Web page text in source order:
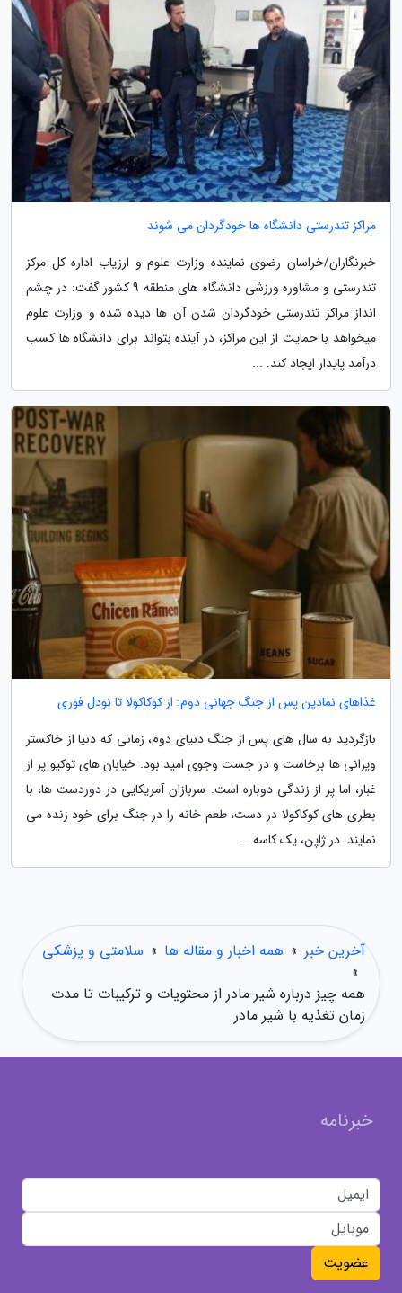
مراکز تندرستی دانشگاه ها خودگردان می شوند
خبرنگاران/خراسان رضوی نماینده وزارت علوم و ارزیاب اداره کل مرکز
تندرستی و مشاوره ورزشی دانشگاه های منطقه 9 کشور گفت: در چشم
انداز مراکز تندرستی خودگردان شدن آن ها دیده شده و وزارت علوم
میخواهد با حمایت از این مراکز، در آینده بتواند برای دانشگاه ها کسب
درآمد پایدار ایجاد کند. ...
غذاهای نمادین پس از جنگ جهانی دوم: از کوکاکولا تا نودل فوری
بازگردید به سال های پس از جنگ دنیای دوم، زمانی که دنیا از خاکستر
ویرانی ها برخاست و در جست وجوی امید بود. خیابان های توکیو پر از
غبار، اما پر از زندگی دوباره است. سربازان آمریکایی در دوردست ها، با
بطری های کوکاکولا در دست، طعم خانه را در جنگ برای خود زنده می
نمایند. در ژاپن، یک کاسه...
آخرین خبر » همه اخبار و مقاله ها » سلامتی و پزشکی
»
همه چیز درباره شیر مادر از محتویات و ترکیبات تا مدت
زمان تغذیه با شیر مادر
خبرنامه
عضویت